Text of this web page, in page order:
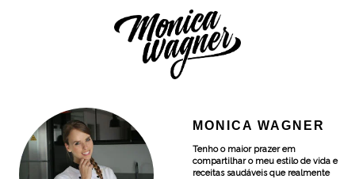
MONICA WAGNER
Tenho o maior prazer em
compartilhar o meu estilo de vida e
receitas saudáveis que realmente